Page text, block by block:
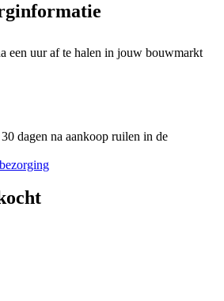
een uur af te halen in jouw bouwmarkt
dagen na aankoop ruilen in de